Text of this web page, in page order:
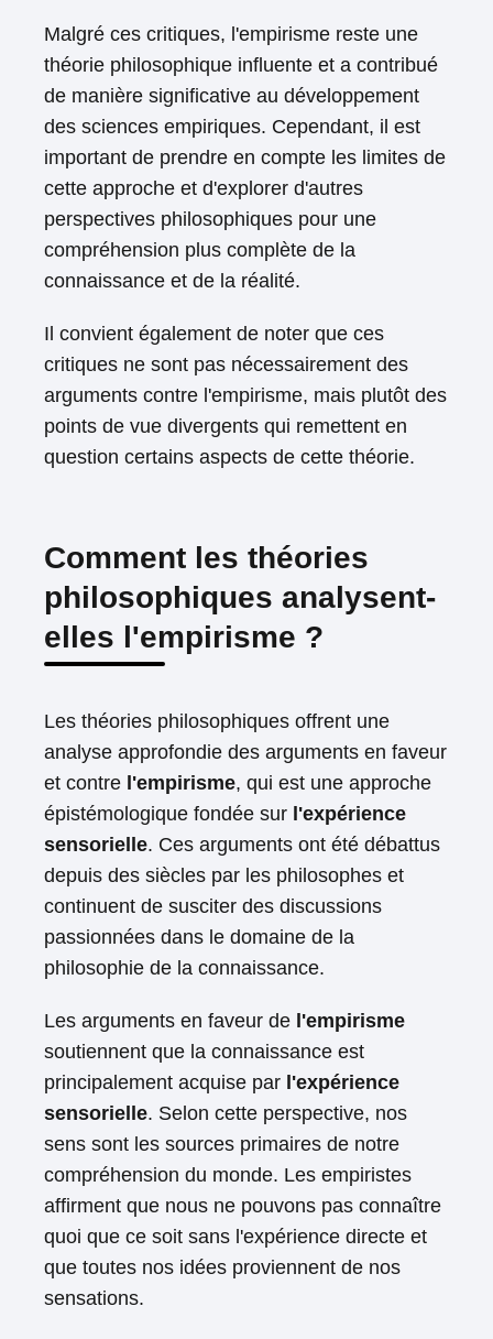
Malgré ces critiques, l'empirisme reste une
théorie philosophique influente et a contribué
de manière significative au développement
des sciences empiriques. Cependant, il est
important de prendre en compte les limites de
cette approche et d'explorer d'autres
perspectives philosophiques pour une
compréhension plus complète de la
connaissance et de la réalité.
Il convient également de noter que ces
critiques ne sont pas nécessairement des
arguments contre l'empirisme, mais plutôt des
points de vue divergents qui remettent en
question certains aspects de cette théorie.
Comment les théories
philosophiques analysent-
elles l'empirisme ?
Les théories philosophiques offrent une
analyse approfondie des arguments en faveur
et contre l'empirisme, qui est une approche
épistémologique fondée sur l'expérience
sensorielle. Ces arguments ont été débattus
depuis des siècles par les philosophes et
continuent de susciter des discussions
passionnées dans le domaine de la
philosophie de la connaissance.
Les arguments en faveur de l'empirisme
soutiennent que la connaissance est
principalement acquise par l'expérience
sensorielle. Selon cette perspective, nos
sens sont les sources primaires de notre
compréhension du monde. Les empiristes
affirment que nous ne pouvons pas connaître
quoi que ce soit sans l'expérience directe et
que toutes nos idées proviennent de nos
sensations.